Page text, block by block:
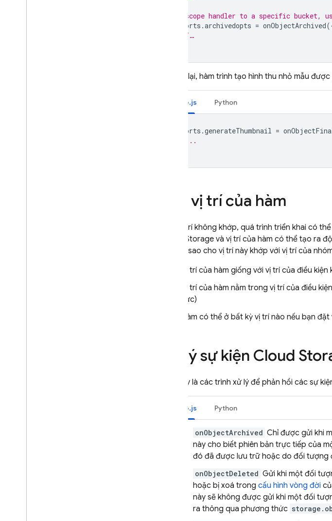
// scope handler to a specific bucket,
exports .archivedopts = onObjectArchived
//…
Ngược lại, hàm trình tạo hình thu nhỏ mẫu
Node.js Python
exports .generateThumbnail =
// ...
Đặt vị trí của hàm
Nếu vị trí không khớp, quá trình triển khai có
Cloud Storage và vị trí của hàm có thể tạo ra
sao cho vị trí này khớp với vị trí của
Vị trí của hàm giống với vị trí của điều
Vị trí của hàm nằm trong vị trí của điều
vực)
Hàm có thể ở bất kỳ vị trí nào nếu bạn
Xử lý sự kiện Cloud
Sau đây là các trình xử lý để phản hồi các sự
Node.js Python
onObjectArchived Chỉ được gửi khi
này cho biết phiên bản trực tiếp của
đó đã được lưu trữ hoặc do đối tượng
onObjectDeleted Gửi khi một đối
hoặc bị xoá trong cấu hình vòng đời
này sẽ không được gửi khi một đối
ra thông qua phương thức